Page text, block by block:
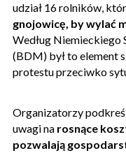
udział 16 rolników,
gnojowicę, by wylać
Według
(BDM) był to element
protestu przeciwko
Organizatorzy
uwagi na rosnące
pozwalają